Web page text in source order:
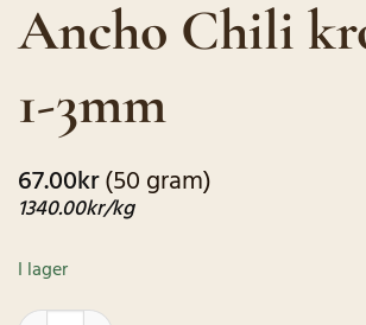
baserat på
kundrecensioner
Ancho Chili
1-3mm
67.00kr(50 gram)
1340.00kr/kg
I lager